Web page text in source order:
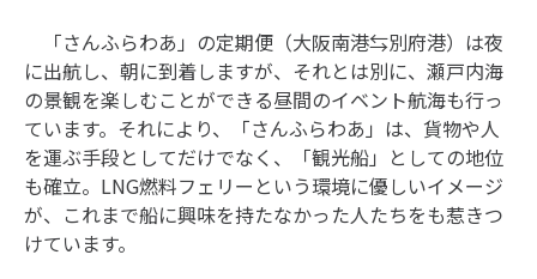
「さんふらわあ」の定期便（大阪南港⇆別府港）は夜
に出航し、朝に到着しますが、それとは別に、瀬戸内海
の景観を楽しむことができる昼間のイベント航海も行っ
ています。それにより、「さんふらわあ」は、貨物や人
を運ぶ手段としてだけでなく、「観光船」としての地位
も確立。LNG燃料フェリーという環境に優しいイメージ
が、これまで船に興味を持たなかった人たちをも惹きつ
けています。